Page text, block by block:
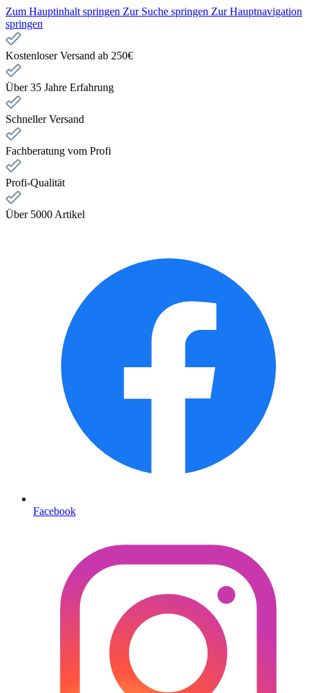
Zum Hauptinhalt springen Zur Suche springen Zur Hauptnavigation
springen
Kostenloser Versand ab 250€
Über 35 Jahre Erfahrung
Schneller Versand
Fachberatung vom Profi
Profi-Qualität
Über 5000 Artikel
Facebook